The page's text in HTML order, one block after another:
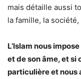
mais détaille aussi
la famille, la
L’Islam nous
et de son âme, et
particulière et nous